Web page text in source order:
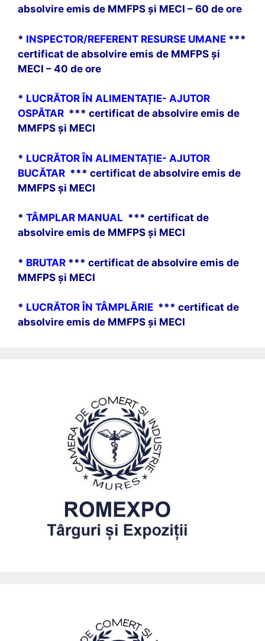
absolvire emis de MMFPS și MECI – 60 de ore
* INSPECTOR/REFERENT RESURSE UMANE ***
certificat de absolvire emis de MMFPS și
MECI – 40 de ore
* LUCRĂTOR ÎN ALIMENTAȚIE- AJUTOR
OSPĂTAR *** certificat de absolvire emis de
MMFPS și MECI
* LUCRĂTOR ÎN ALIMENTAȚIE- AJUTOR
BUCĂTAR *** certificat de absolvire emis de
MMFPS și MECI
* TÂMPLAR MANUAL *** certificat de
absolvire emis de MMFPS și MECI
* BRUTAR *** certificat de absolvire emis de
MMFPS și MECI
* LUCRĂTOR ÎN TÂMPLĂRIE *** certificat de
absolvire emis de MMFPS și MECI